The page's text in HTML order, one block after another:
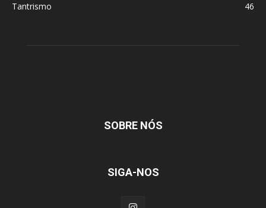
Tantrismo
46
SOBRE NÓS
SIGA-NOS